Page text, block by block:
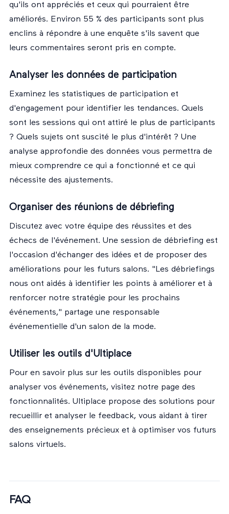
qu'ils ont appréciés et ceux qui pourraient être
améliorés. Environ 55 % des participants sont plus
enclins à répondre à une enquête s'ils savent que
leurs commentaires seront pris en compte.
Analyser les données de participation
Examinez les statistiques de participation et
d'engagement pour identifier les tendances. Quels
sont les sessions qui ont attiré le plus de participants
? Quels sujets ont suscité le plus d'intérêt ? Une
analyse approfondie des données vous permettra de
mieux comprendre ce qui a fonctionné et ce qui
nécessite des ajustements.
Organiser des réunions de débriefing
Discutez avec votre équipe des réussites et des
échecs de l'événement. Une session de débriefing est
l'occasion d'échanger des idées et de proposer des
améliorations pour les futurs salons. "Les débriefings
nous ont aidés à identifier les points à améliorer et à
renforcer notre stratégie pour les prochains
événements," partage une responsable
événementielle d'un salon de la mode.
Utiliser les outils d'Ultiplace
Pour en savoir plus sur les outils disponibles pour
analyser vos événements, visitez notre page des
fonctionnalités. Ultiplace propose des solutions pour
recueillir et analyser le feedback, vous aidant à tirer
des enseignements précieux et à optimiser vos futurs
salons virtuels.
FAQ